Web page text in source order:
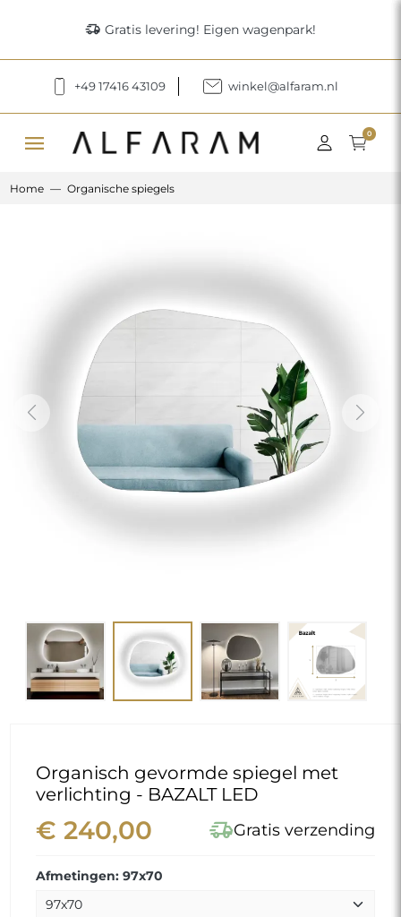
delivery_truck_speed Gratis levering! Eigen wagenpark!
+49 17416 43109 winkel@alfaram.nl
menu 0
Home Organische spiegels
Previous Next
Organisch gevormde spiegel met
verlichting - BAZALT LED
€ 240,00 delivery_truck_speedGratis verzending
Afmetingen: 97x70